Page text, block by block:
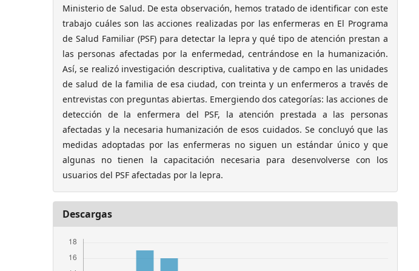
Ministerio de Salud. De esta observación, hemos tratado de identificar con este
trabajo cuáles son las acciones realizadas por las enfermeras en El Programa
de Salud Familiar (PSF) para detectar la lepra y qué tipo de atención prestan a
las personas afectadas por la enfermedad, centrándose en la humanización.
Así, se realizó investigación descriptiva, cualitativa y de campo en las unidades
de salud de la familia de esa ciudad, con treinta y un enfermeros a través de
entrevistas con preguntas abiertas. Emergiendo dos categorías: las acciones de
detección de la enfermera del PSF, la atención prestada a las personas
afectadas y la necesaria humanización de esos cuidados. Se concluyó que las
medidas adoptadas por las enfermeras no siguen un estándar único y que
algunas no tienen la capacitación necesaria para desenvolverse con los
usuarios del PSF afectadas por la lepra.
Descargas